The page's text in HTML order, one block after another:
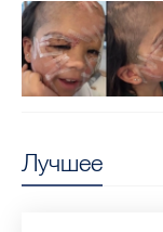
Лучшее